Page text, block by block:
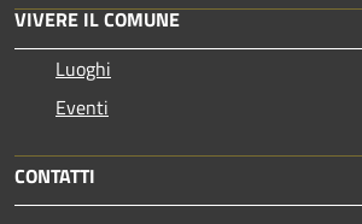
VIVERE IL COMUNE
Luoghi
Eventi
CONTATTI